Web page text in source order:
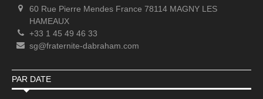
60 Rue Pierre Mendes France 78114 MAGNY LES
HAMEAUX
+33 1 45 49 46 33
sg@fraternite-dabraham.com
PAR DATE